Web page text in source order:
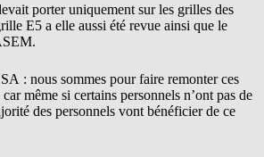
porter uniquement sur les grilles des
E5 a elle aussi été revue ainsi que le
: nous sommes pour faire remonter ces
même si certains personnels n’ont pas de
des personnels vont bénéficier de ce